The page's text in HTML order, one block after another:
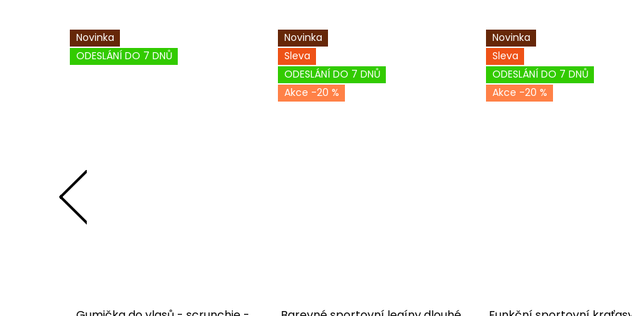
Novinka
ODESLÁNÍ DO 7 DNŮ
Novinka
Sleva
ODESLÁNÍ DO 7 DNŮ
-20 %
Novinka
Sleva
ODESLÁNÍ DO 7 DNŮ
-20 %